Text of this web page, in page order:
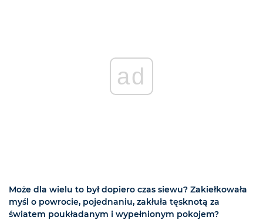
ad
Może dla wielu to był dopiero czas siewu? Zakiełkowała
myśl o powrocie, pojednaniu, zakłuła tęsknotą za
światem poukładanym i wypełnionym pokojem?